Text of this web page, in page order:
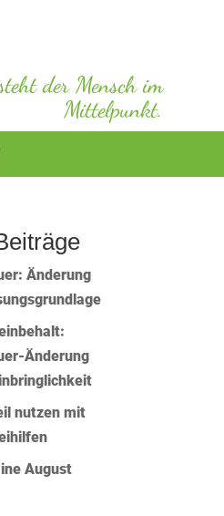
der Mensch im
Mittelpunkt.
Änderung
Änderung
nutzen mit
August